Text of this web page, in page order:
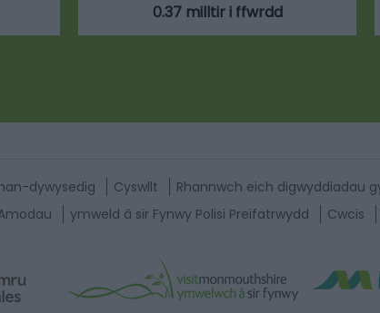
0.37 milltir i ffwrdd
dywysedig Cyswllt Rhannwch eich digwyddiadau
ymweld â sir Fynwy Polisi Preifatrwydd Cwcis